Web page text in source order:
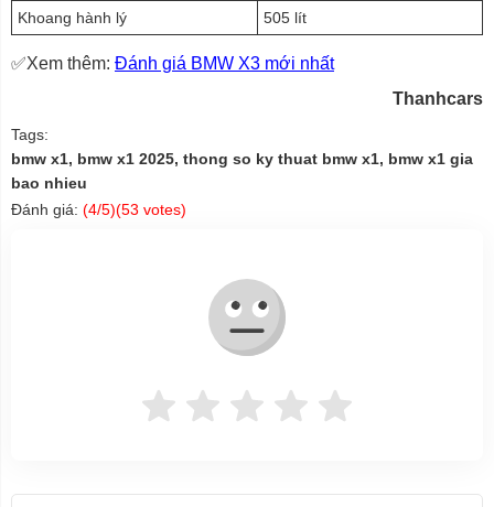
Khoang hành lý 505 lít
✅Xem thêm: Đánh giá BMW X3 mới nhất
Thanhcars
Tags:
bmw x1, bmw x1 2025, thong so ky thuat bmw x1, bmw x1 gia
bao nhieu
Đánh giá: (4/5)(53 votes)